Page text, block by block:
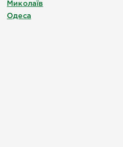
Миколаїв
Одеса